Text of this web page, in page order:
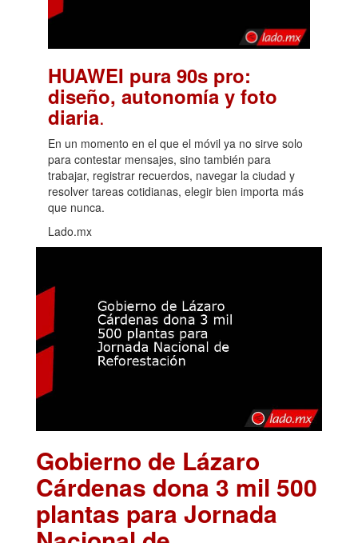
HUAWEI pura 90s pro:
diseño, autonomía y foto
diaria.
En un momento en el que el móvil ya no sirve solo
para contestar mensajes, sino también para
trabajar, registrar recuerdos, navegar la ciudad y
resolver tareas cotidianas, elegir bien importa más
que nunca.
Lado.mx
Gobierno de Lázaro
Cárdenas dona 3 mil 500
plantas para Jornada